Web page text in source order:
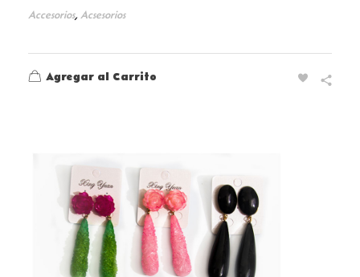
Accesorios, Acsesorios
Agregar al Carrito